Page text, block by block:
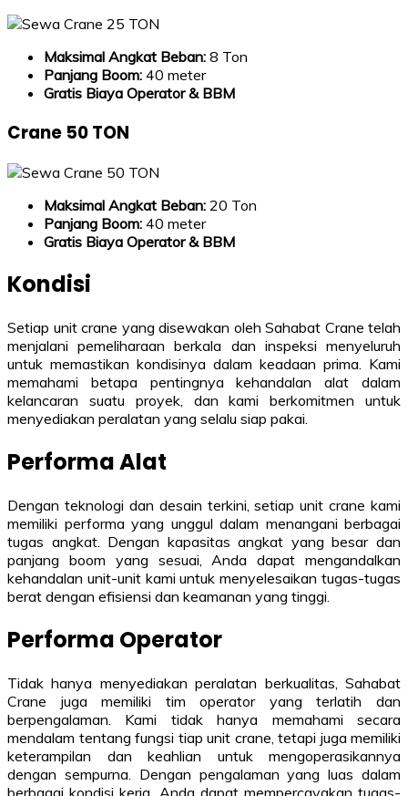
Maksimal Angkat Beban: 8 Ton
Panjang Boom: 40 meter
Gratis Biaya Operator & BBM
Crane 50 TON
Maksimal Angkat Beban: 20 Ton
Panjang Boom: 40 meter
Gratis Biaya Operator & BBM
Kondisi
Setiap unit crane yang disewakan oleh Sahabat Crane telah
menjalani pemeliharaan berkala dan inspeksi menyeluruh
untuk memastikan kondisinya dalam keadaan prima. Kami
memahami betapa pentingnya kehandalan alat dalam
kelancaran suatu proyek, dan kami berkomitmen untuk
menyediakan peralatan yang selalu siap pakai.
Performa Alat
Dengan teknologi dan desain terkini, setiap unit crane kami
memiliki performa yang unggul dalam menangani berbagai
tugas angkat. Dengan kapasitas angkat yang besar dan
panjang boom yang sesuai, Anda dapat mengandalkan
kehandalan unit-unit kami untuk menyelesaikan tugas-tugas
berat dengan efisiensi dan keamanan yang tinggi.
Performa Operator
Tidak hanya menyediakan peralatan berkualitas, Sahabat
Crane juga memiliki tim operator yang terlatih dan
berpengalaman. Kami tidak hanya memahami secara
mendalam tentang fungsi tiap unit crane, tetapi juga memiliki
keterampilan dan keahlian untuk mengoperasikannya
dengan sempurna. Dengan pengalaman yang luas dalam
berbagai kondisi kerja, Anda dapat mempercayakan tugas-